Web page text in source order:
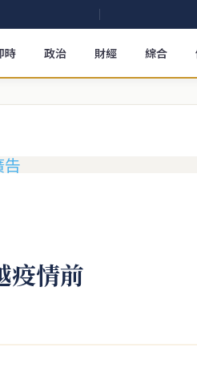
時 政治 財經 綜合
疫情前